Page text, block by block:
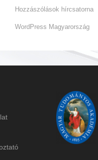
Hozzászólások hírcsatorna
WordPress Magyarország
ó